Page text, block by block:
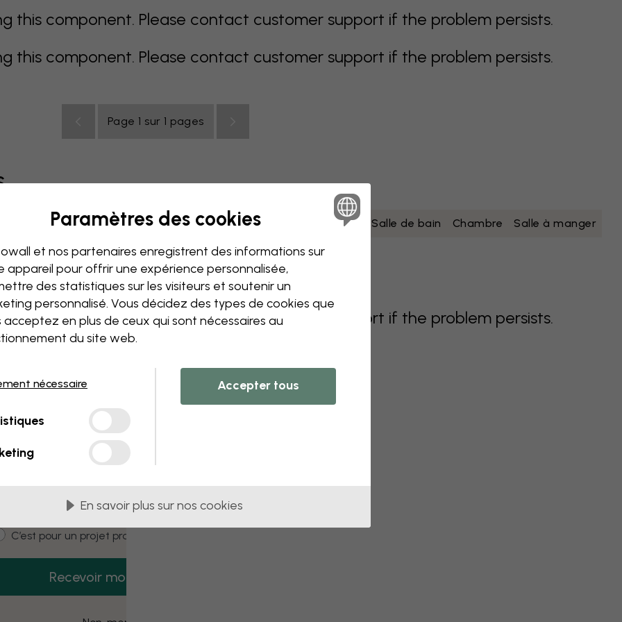
this component. Please contact customer support if the problem persists.
this component. Please contact customer support if the problem persists.
Page 1 sur 1 pages
orange rose mauve rouge turquoise jaune Salle de bain Chambre Salle à manger
bébé Bureau Chambre ado Plafond
this component. Please contact customer support if the problem persists.
3 échantillons offerts
Recevez 3 échantillons gratuits dès
aujourd’hui.
type
C’est pour un projet pro
Recevoir mon code
Paramètres des cookies
et nos partenaires enregistrent des informations sur
appareil pour offrir une expérience personnalisée,
des statistiques sur les visiteurs et soutenir un
personnalisé. Vous décidez des types de cookies que
acceptez en plus de ceux qui sont nécessaires au
du site web.
nécessaire Accepter tous
En savoir plus sur nos cookies